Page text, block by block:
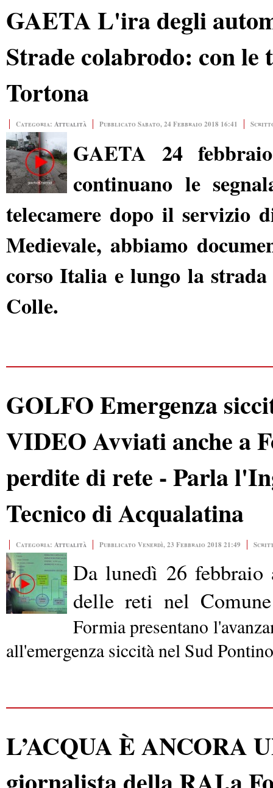
GAETA L'ira degli
Strade colabrodo: con le
Tortona
Categoria: Attualità Pubblicato Sabato, 24 Febbraio 2018 16:41
GAETA 24
continuano le
telecamere dopo il servizio
Medievale, abbiamo
corso Italia e lungo la
Colle.
GOLFO Emergenza
VIDEO Avviati anche a
perdite di rete - Parla
Tecnico di Acqualatina
Categoria: Attualità Pubblicato Venerdì, 23 Febbraio 2018 21:49
Da lunedì 26
delle reti nel
Formia presentano
all'emergenza siccità nel Sud
L’ACQUA È ANCORA